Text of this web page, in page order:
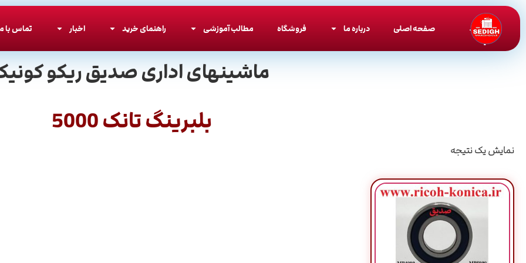
صفحه اصلی درباره ما فروشگاه مطالب آموزشی راهنمای خرید اخبار تماس با
ماشینهای اداری صدیق ریکو
بلبرینگ تانک 5000
نمایش یک نتیجه